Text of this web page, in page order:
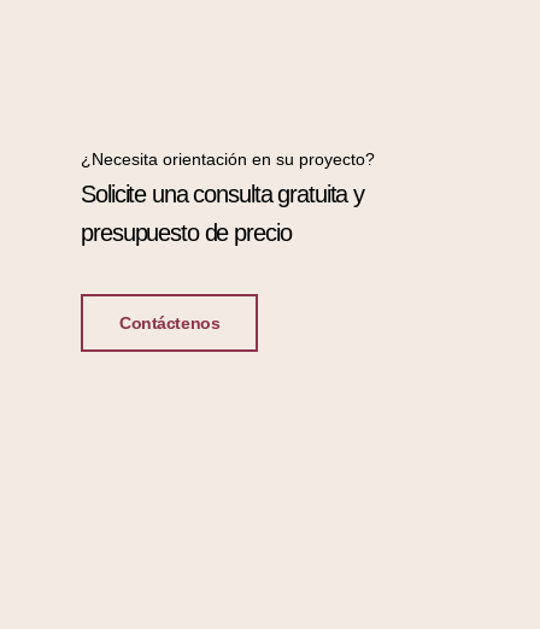
¿Necesita orientación en su proyecto?
Solicite una consulta gratuita y
presupuesto de precio
Contáctenos